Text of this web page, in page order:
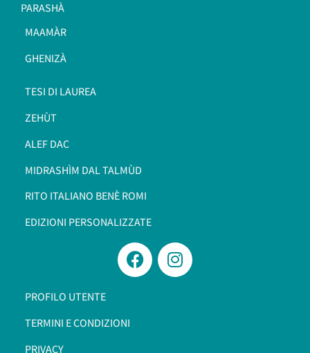
PARASHÀ
MAAMÀR
GHENIZÀ
TESI DI LAUREA
ZEHÙT
ALEF DAC
MIDRASHÌM DAL TALMÙD
RITO ITALIANO BENÈ ROMI​
EDIZIONI PERSONALIZZATE
PROFILO UTENTE
TERMINI E CONDIZIONI
PRIVACY